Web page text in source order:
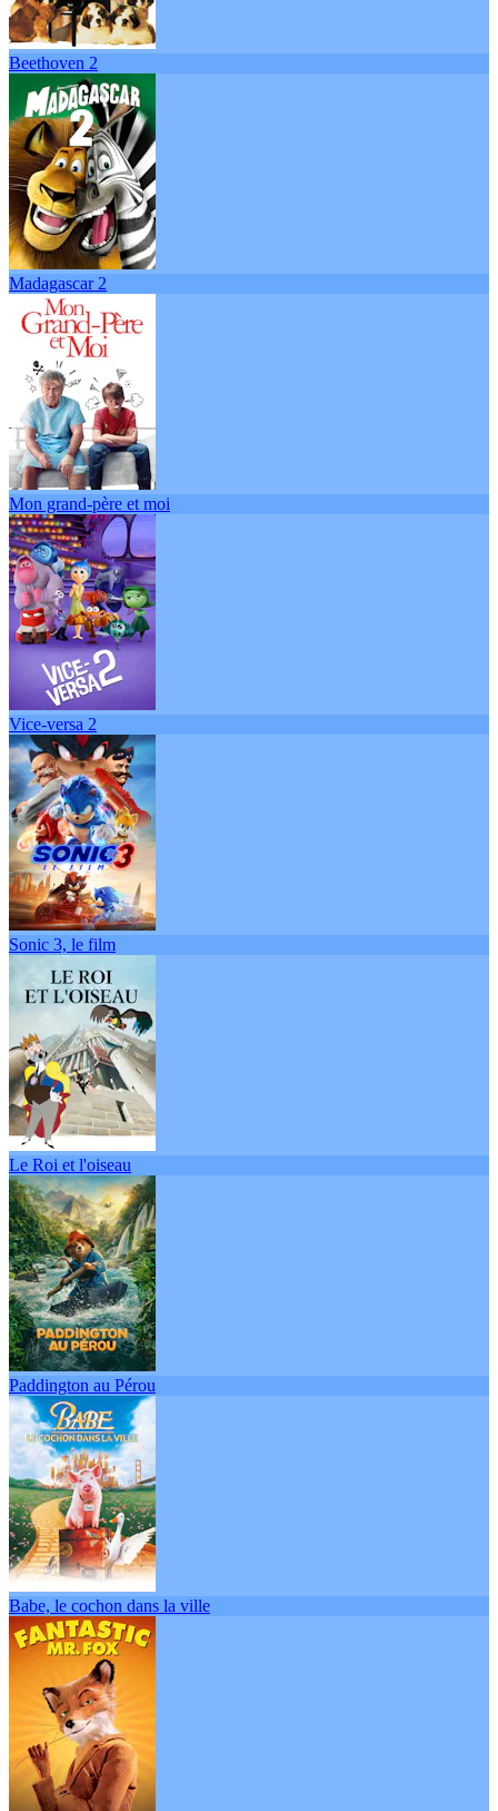
Beethoven 2
Madagascar 2
Mon grand-père et moi
Vice-versa 2
Sonic 3, le film
Le Roi et l'oiseau
Paddington au Pérou
Babe, le cochon dans la ville